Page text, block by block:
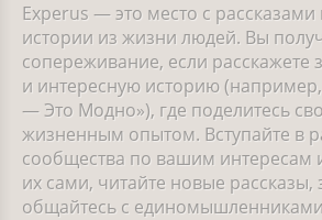
Experus — это место с
истории из жизни людей. Вы
сопереживание, если расскажете
и интересную историю
— Это Модно»), где поделитесь
жизненным опытом. Вступайте в
сообщества по вашим интересам
их сами, читайте новые рассказы,
общайтесь с